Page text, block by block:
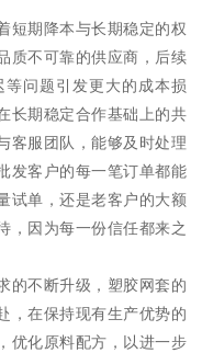
短期降本与长期稳定的权
质不可靠的供应商，后续
问题引发更大的成本损
长期稳定合作基础上的共
客服团队，能够及时处理
发客户的每一笔订单都能
试单，还是老客户的大额
，因为每一份信任都来之
的不断升级，塑胶网套的
，在保持现有生产优势的
优化原料配方，以进一步